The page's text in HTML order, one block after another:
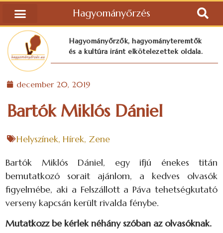
Hagyományőrzés
Hagyományőrzők, hagyományteremtők
és a kultúra iránt elkötelezettek oldala.
december 20, 2019
Bartók Miklós Dániel
Helyszínek,Hírek, Zene
Bartók Miklós Dániel, egy ifjú énekes titán
bemutatkozó sorait ajánlom, a kedves olvasók
figyelmébe, aki a Felszállott a Páva tehetségkutató
verseny kapcsán került rivalda fénybe.
Mutatkozz be kérlek néhány szóban az olvasóknak.